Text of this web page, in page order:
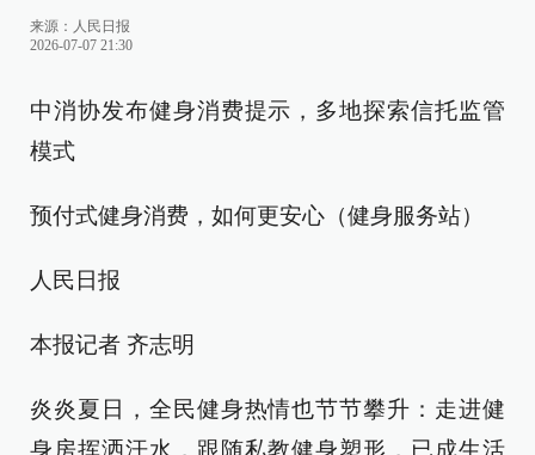
来源： 人民日报
2026-07-07 21:30
中消协发布健身消费提示，多地探索信托监管
模式
预付式健身消费，如何更安心（健身服务站）
人民日报
本报记者 齐志明
炎炎夏日，全民健身热情也节节攀升：走进健
身房挥洒汗水，跟随私教健身塑形，已成生活